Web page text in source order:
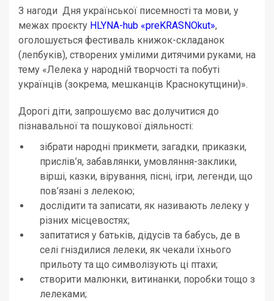
З нагоди Дня української писемності та мови, у
межах проєкту НLYNA-hub «preKRASNOkut»,
оголошується фестиваль книжок-складанок
(лепбуків), створених умілими дитячими руками, на
тему «Лелека у народній творчості та побуті
українців (зокрема, мешканців Краснокутщини)».
Дорогі діти, запрошуємо вас долучитися до
пізнавальної та пошукової діяльності:
зібрати народні прикмети, загадки, приказки,
прислів’я, забавлянки, умовляння-заклики,
вірші, казки, вірування, пісні, ігри, легенди, що
пов’язані з лелекою;
дослідити та записати, як називають лелеку у
різних місцевостях;
запитатися у батьків, дідусів та бабусь, де в
селі гніздилися лелеки, як чекали їхнього
прильоту та що символізують ці птахи;
створити малюнки, витинанки, поробки тощо з
лелеками;